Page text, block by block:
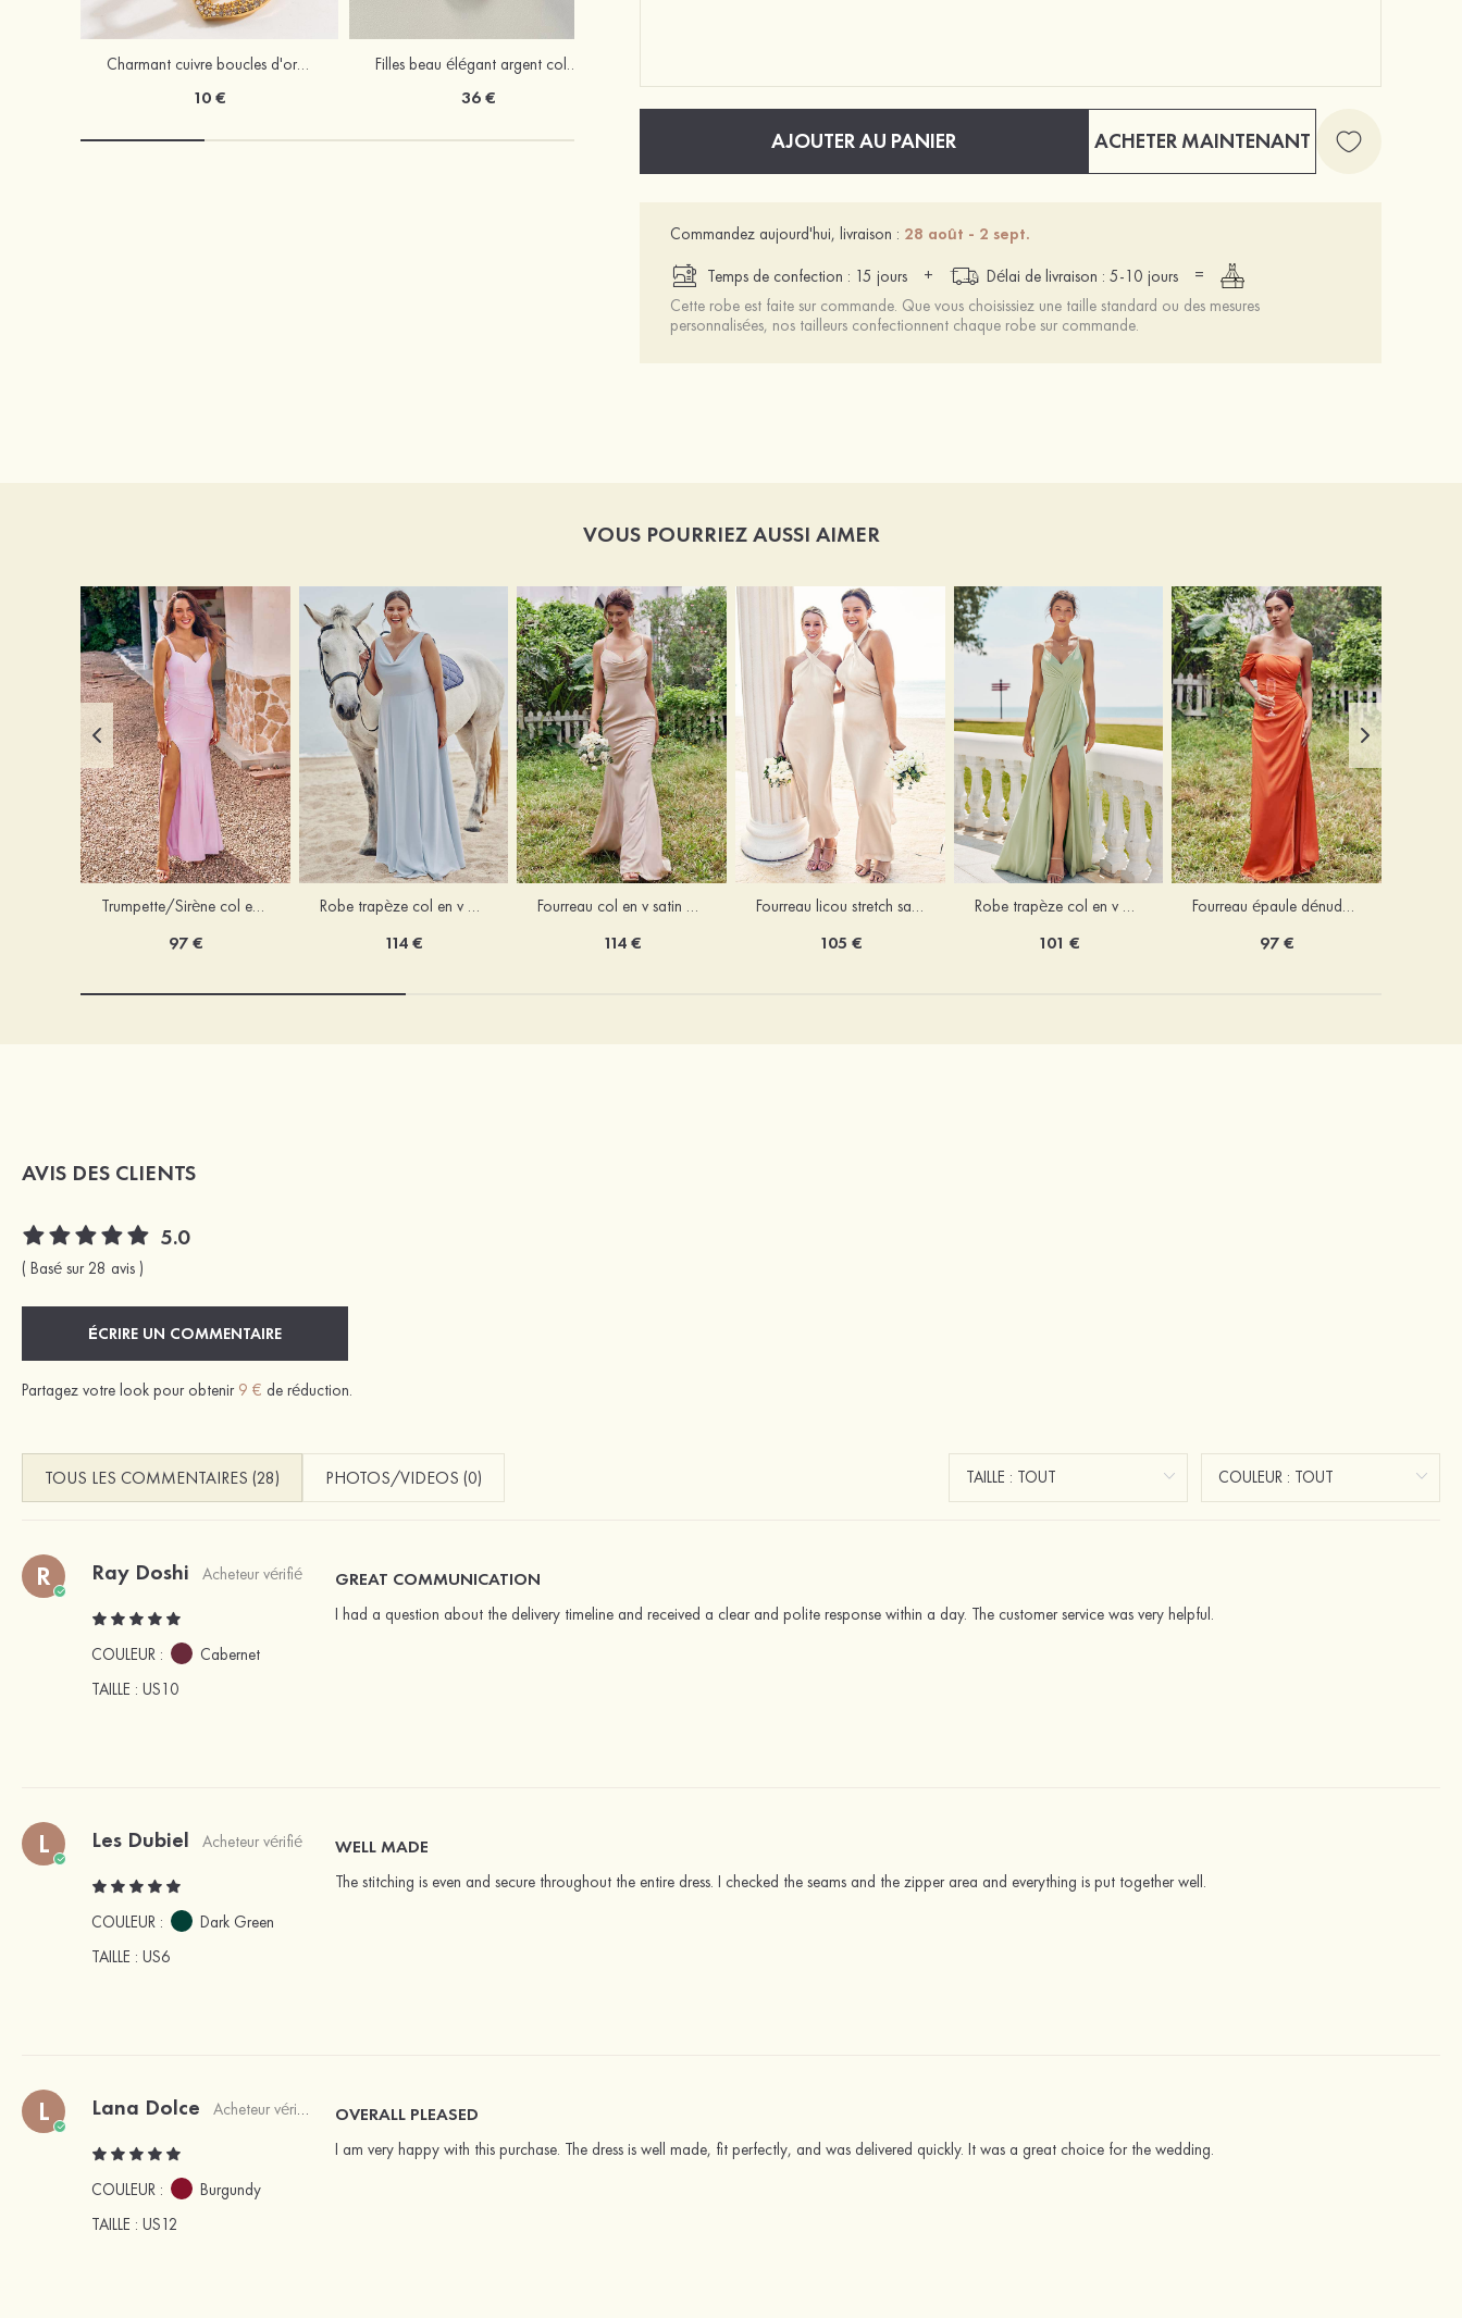
Charmant cuivre boucles d'oreilles avec strass
10 €
Filles beau élégant argent colliers
36 €
AJOUTER AU PANIER ACHETER MAINTENANT
Commandez aujourd'hui, livraison : 28 août - 2 sept.
Temps de confection : 15 jours
+ Délai de livraison : 5-10 jours
=
Cette robe est faite sur commande. Que vous choisissiez une taille standard ou des mesures
personnalisées, nos tailleurs confectionnent chaque robe sur commande.
VOUS POURRIEZ AUSSI AIMER
Trumpette/Sirène col en v jersey ras du sol robe de demoiselle d'honneur
97 €
Robe trapèze col en v mousseline ras du sol robe de demoiselle d'honneur
114 €
Fourreau col en v satin extensible ras du sol robe de demoiselle d'honneur
114 €
Fourreau licou stretch satin longueur cheville robe de demoiselle d'honneur
105 €
Robe trapèze col en v mousseline ras du sol robe de demoiselle d'honneur
101 €
Fourreau épaule dénudée satin extensible ras du sol robe de demoiselle d'honneur
97 €
AVIS DES CLIENTS
5.0
( Basé sur 28 avis )
ÉCRIRE UN COMMENTAIRE
Partagez votre look pour obtenir 9 € de réduction.
TOUS LES COMMENTAIRES (28) PHOTOS/VIDEOS (0)
R Ray Doshi Acheteur vérifié
COULEUR :
Cabernet
TAILLE : US10
GREAT COMMUNICATION
I had a question about the delivery timeline and received a clear and polite response within a day. The customer service was very helpful.
L Les Dubiel Acheteur vérifié
COULEUR :
Dark Green
TAILLE : US6
WELL MADE
The stitching is even and secure throughout the entire dress. I checked the seams and the zipper area and everything is put together well.
L Lana Dolce Acheteur vérifié
COULEUR :
Burgundy
TAILLE : US12
OVERALL PLEASED
I am very happy with this purchase. The dress is well made, fit perfectly, and was delivered quickly. It was a great choice for the wedding.